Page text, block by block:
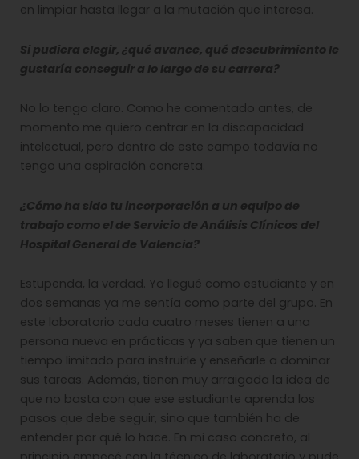
en limpiar hasta llegar a la mutación que interesa.
Si pudiera elegir, ¿qué avance, qué descubrimiento le
gustaría conseguir a lo largo de su carrera?
No lo tengo claro. Como he comentado antes, de
momento me quiero centrar en la discapacidad
intelectual, pero dentro de este campo todavía no
tengo una aspiración concreta.
¿Cómo ha sido tu incorporación a un equipo de
trabajo como el de Servicio de Análisis Clínicos del
Hospital General de Valencia?
Estupenda, la verdad. Yo llegué como estudiante y en
dos semanas ya me sentía como parte del grupo. En
este laboratorio cada cuatro meses tienen a una
persona nueva en prácticas y ya saben que tienen un
tiempo limitado para instruirle y enseñarle a dominar
sus tareas. Además, tienen muy arraigada la idea de
que no basta con que ese estudiante aprenda los
pasos que debe seguir, sino que también ha de
entender por qué lo hace. En mi caso concreto, al